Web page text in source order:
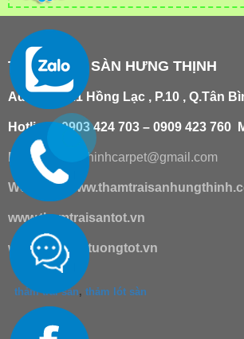
THẢM TRẢI SÀN HƯNG THỊNH
Add : 181/21 Hồng Lạc , P.10 , Q.Tân
Hotline : 0903 424 703 – 0909 423 760
Email : hungthinhcarpet@gmail.com
Website:
www.thamtraisantot.vn
www.giaydantuongtot.vn
thảm trải sàn, thảm lót sàn